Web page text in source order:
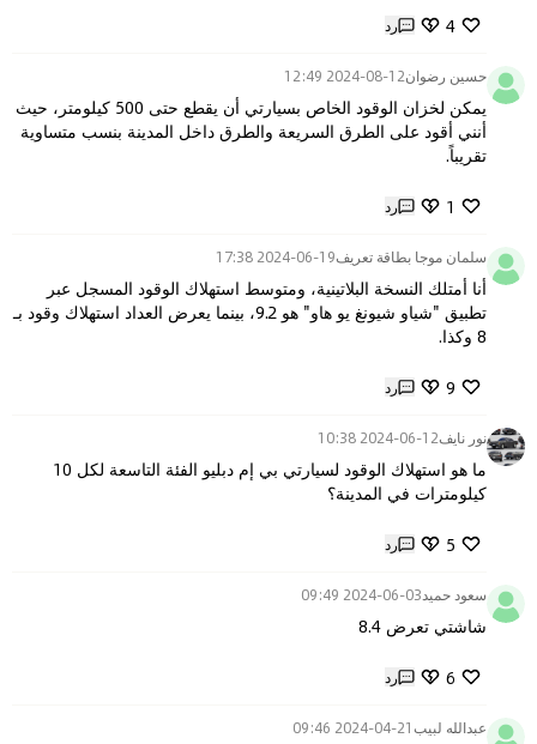
4
رد
حسين رضوان2024-08-12 12:49
تقريباً.
1
رد
سلمان موجا بطاقة تعريف2024-06-19 17:38
تطبيق "شياو شيونغ يو هاو" هو 9.2، بينما يعرض العداد استهلاك وقود بـ
8 وكذا.
9
رد
نور نايف2024-06-12 10:38
كيلومترات في المدينة؟
5
رد
سعود حميد2024-06-03 09:49
شاشتي تعرض 8.4
6
رد
عبدالله لبيب2024-04-21 09:46